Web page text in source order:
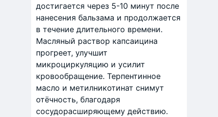
достигается через 5-10 минут после
нанесения бальзама и продолжается
в течение длительного времени.
Масляный раствор капсаицина
прогреет, улучшит
микроциркуляцию и усилит
кровообращение. Терпентинное
масло и метилникотинат снимут
отёчность, благодаря
сосудорасширяющему действию.